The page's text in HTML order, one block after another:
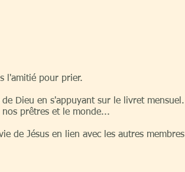
l'amitié pour prier.
Dieu en s'appuyant sur le livret mensuel.
prêtres et le monde...
de Jésus en lien avec les autres membres